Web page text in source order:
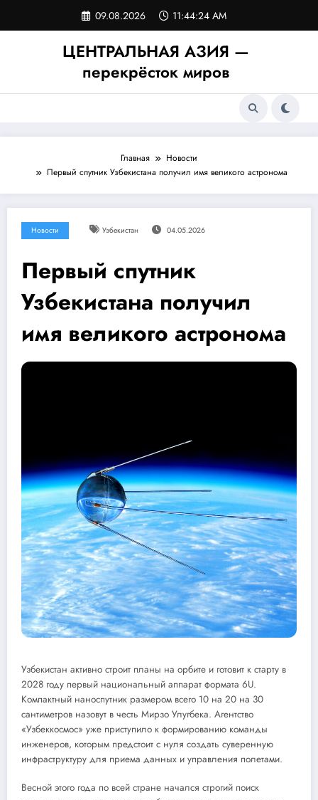
содержимому
09.08.2026 11:44:24 AM
ЦЕНТРАЛЬНАЯ АЗИЯ —
перекрёсток миров
Главная
Новости
Первый спутник Узбекистана получил имя великого астронома
Новости Узбекистан 04.05.2026
Первый спутник
Узбекистана получил
имя великого астронома
Узбекистан активно строит планы на орбите и готовит к старту в
2028 году первый национальный аппарат формата 6U.
Компактный наноспутник размером всего 10 на 20 на 30
сантиметров назовут в честь Мирзо Улугбека. Агентство
«Узбеккосмос» уже приступило к формированию команды
инженеров, которым предстоит с нуля создать суверенную
инфраструктуру для приема данных и управления полетами.
Весной этого года по всей стране начался строгий поиск